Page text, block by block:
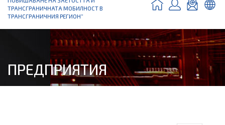
ТРАНСГРАНИЧНАТА МОБИЛНОСТ В
ТРАНСГРАНИЧНИЯ РЕГИОН”
ПРЕДПРИЯТИЯ